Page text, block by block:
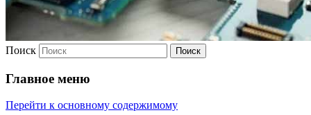
Поиск
Главное меню
Перейти к основному содержимому